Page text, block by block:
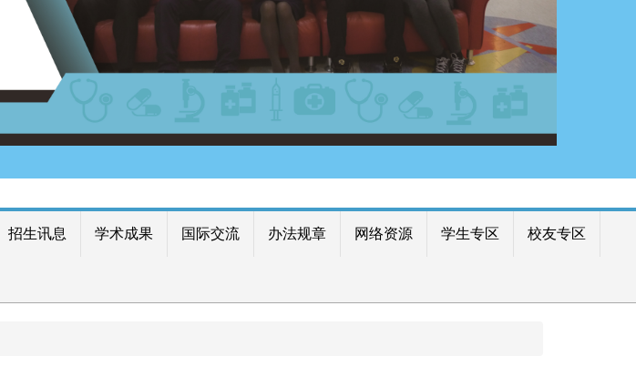
招生讯息 学术成果 国际交流 办法规章 网络资源 学生专区 校友专区